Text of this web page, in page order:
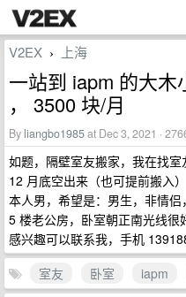
V2EX › 上海
一站到 iapm 的大木
， 3500 块/月
By liangbo1985at Dec 3, 2021 ·
如题，隔壁室友搬家，我在找室
12 月底空出来（也可提前搬入）
本人男，希望是：男生，非情侣
5 楼老公房，卧室朝正南光线很
感兴趣可以联系我，手机
室友
卧室 iapm